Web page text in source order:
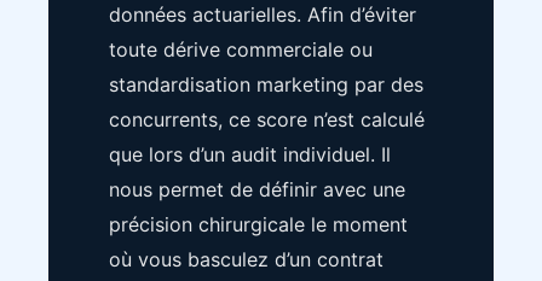
données actuarielles. Afin d’éviter
toute dérive commerciale ou
standardisation marketing par des
concurrents, ce score n’est calculé
que lors d’un audit individuel. Il
nous permet de définir avec une
précision chirurgicale le moment
où vous basculez d’un contrat